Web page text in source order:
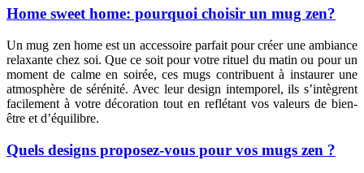
Home sweet home: pourquoi choisir un mug zen?
Un mug zen home est un accessoire parfait pour créer une ambiance
relaxante chez soi. Que ce soit pour votre rituel du matin ou pour un
moment de calme en soirée, ces mugs contribuent à instaurer une
atmosphère de sérénité. Avec leur design intemporel, ils s’intègrent
facilement à votre décoration tout en reflétant vos valeurs de bien-
être et d’équilibre.
Quels designs proposez-vous pour vos mugs zen ?